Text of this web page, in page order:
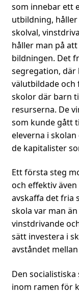
som innebar ett
utbildning,
skolval,
håller man på
bildningen. Det
segregation,
välutbildade
skolor där barn
resurserna. De
som kunde gått
eleverna i
de kapitalister
Ett första steg
och effektiv
avskaffa det fria
skola var man
vinstdrivande
sätt investera i
avståndet
Den
inom ramen för